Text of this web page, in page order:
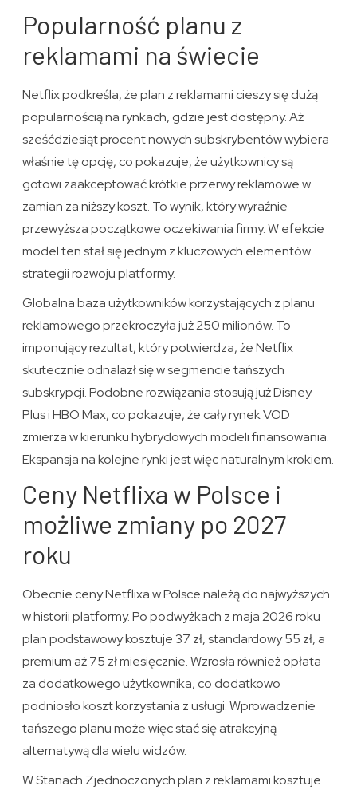
Popularność planu z
reklamami na świecie
Netflix podkreśla, że plan z reklamami cieszy się dużą
popularnością na rynkach, gdzie jest dostępny. Aż
sześćdziesiąt procent nowych subskrybentów wybiera
właśnie tę opcję, co pokazuje, że użytkownicy są
gotowi zaakceptować krótkie przerwy reklamowe w
zamian za niższy koszt. To wynik, który wyraźnie
przewyższa początkowe oczekiwania firmy. W efekcie
model ten stał się jednym z kluczowych elementów
strategii rozwoju platformy.
Globalna baza użytkowników korzystających z planu
reklamowego przekroczyła już 250 milionów. To
imponujący rezultat, który potwierdza, że Netflix
skutecznie odnalazł się w segmencie tańszych
subskrypcji. Podobne rozwiązania stosują już Disney
Plus i HBO Max, co pokazuje, że cały rynek VOD
zmierza w kierunku hybrydowych modeli finansowania.
Ekspansja na kolejne rynki jest więc naturalnym krokiem.
Ceny Netflixa w Polsce i
możliwe zmiany po 2027
roku
Obecnie ceny Netflixa w Polsce należą do najwyższych
w historii platformy. Po podwyżkach z maja 2026 roku
plan podstawowy kosztuje 37 zł, standardowy 55 zł, a
premium aż 75 zł miesięcznie. Wzrosła również opłata
za dodatkowego użytkownika, co dodatkowo
podniosło koszt korzystania z usługi. Wprowadzenie
tańszego planu może więc stać się atrakcyjną
alternatywą dla wielu widzów.
W Stanach Zjednoczonych plan z reklamami kosztuje